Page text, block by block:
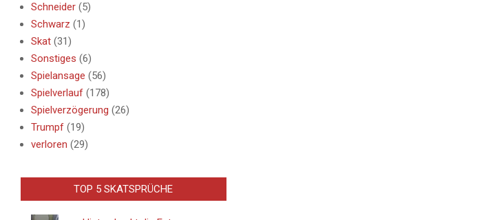
Schneider (5)
Schwarz (1)
Skat (31)
Sonstiges (6)
Spielansage (56)
Spielverlauf (178)
Spielverzögerung (26)
Trumpf (19)
verloren (29)
TOP 5 SKATSPRÜCHE